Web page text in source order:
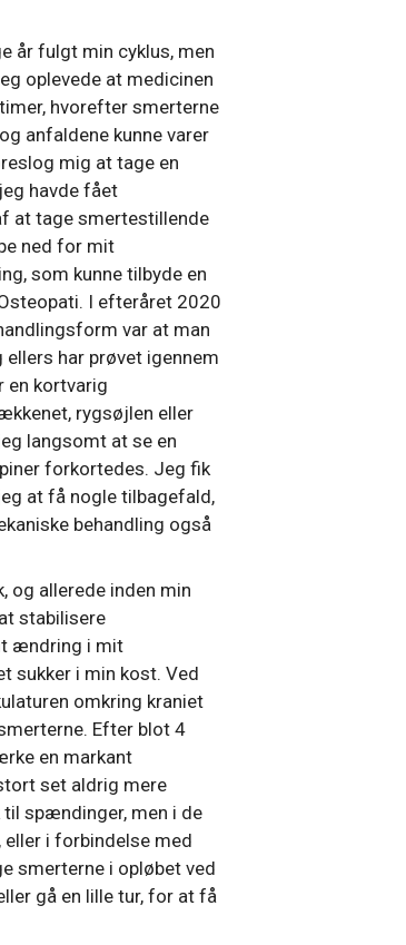
år fulgt min cyklus, men
oplevede at medicinen
hvorefter smerterne
anfaldene kunne varer
mig at tage en
havde fået
at tage smertestillende
ned for mit
som kunne tilbyde en
I efteråret 2020
var at man
har prøvet igennem
en kortvarig
rygsøjlen eller
langsomt at se en
forkortedes. Jeg fik
at få nogle tilbagefald,
behandling også
og allerede inden min
stabilisere
ændring i mit
sukker i min kost. Ved
omkring kraniet
Efter blot 4
en markant
set aldrig mere
spændinger, men i de
i forbindelse med
smerterne i opløbet ved
gå en lille tur, for at få